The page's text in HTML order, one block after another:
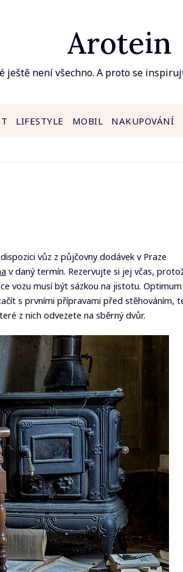
Arotein
ještě není všechno. A proto se
LIFESTYLE MOBIL NAKUPOVÁNÍ
vůz z půjčovny dodávek v Praze
v daný termín. Rezervujte si jej včas,
vozu musí být sázkou na jistotu.
s prvními přípravami před stěhováním,
z nich odvezete na sběrný dvůr.